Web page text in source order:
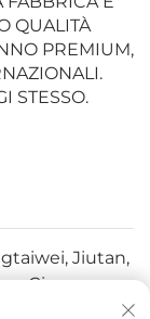
QUALITÀ
PREMIUM,
STESSO.
Jiutan,
Cina